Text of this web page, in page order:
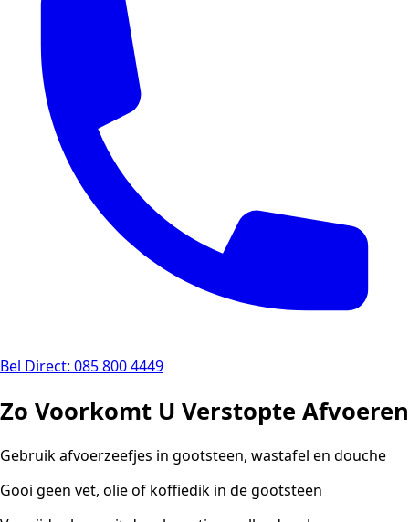
Bel Direct: 085 800 4449
Zo Voorkomt U Verstopte Afvoeren
Gebruik afvoerzeefjes in gootsteen, wastafel en douche
Gooi geen vet, olie of koffiedik in de gootsteen